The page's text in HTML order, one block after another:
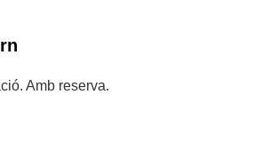
Amb reserva.